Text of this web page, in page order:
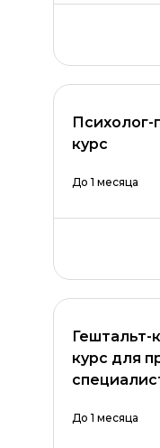
Психолог-
курс
До 1 месяца
Гештальт-
курс для
До 1 месяца